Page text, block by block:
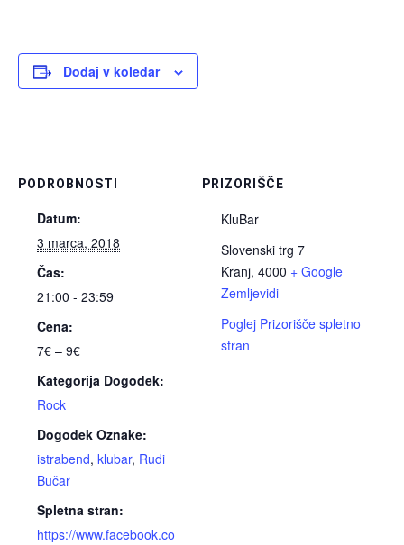
Dodaj v koledar
PODROBNOSTI
Datum:
3 marca, 2018
Čas:
21:00 - 23:59
Cena:
7€ – 9€
Kategorija Dogodek:
Rock
Dogodek Oznake:
istrabend, klubar, Rudi
Bučar
Spletna stran:
https://www.facebook.co
PRIZORIŠČE
KluBar
Slovenski trg 7
Kranj, 4000 + Google
Zemljevidi
Poglej Prizorišče spletno
stran